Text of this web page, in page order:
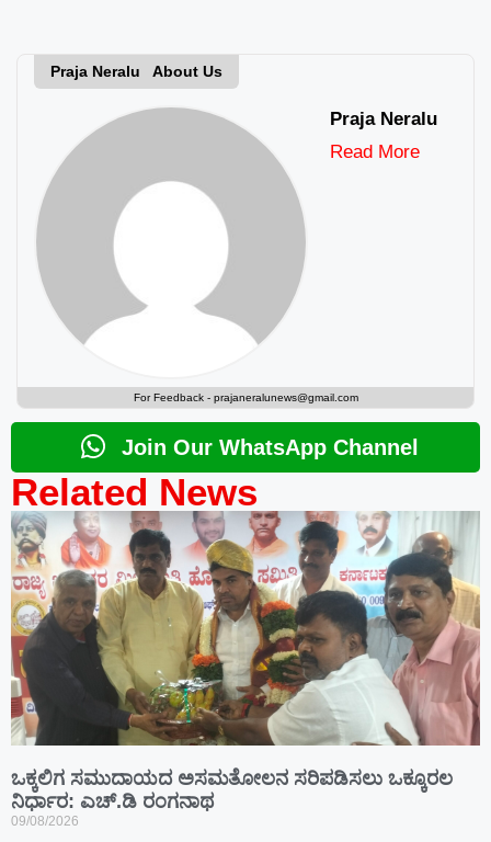
Praja Neralu About Us
Praja Neralu
Read More
For Feedback - prajaneralunews@gmail.com
Join Our WhatsApp Channel
Related News
ಒಕ್ಕಲಿಗ ಸಮುದಾಯದ ಅಸಮತೋಲನ ಸರಿಪಡಿಸಲು ಒಕ್ಕೂರಲ
ನಿರ್ಧಾರ: ಎಚ್.ಡಿ ರಂಗನಾಥ
09/08/2026